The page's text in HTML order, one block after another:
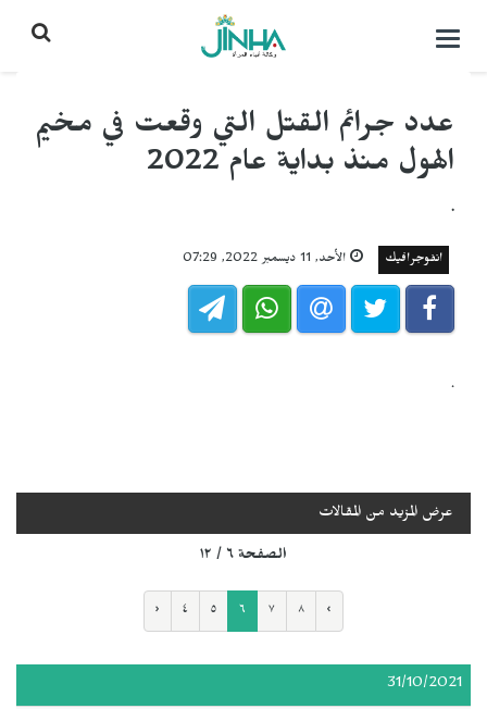
التحكم
عدد جرائم القتل التي وقعت في مخيم
الهول منذ بداية عام 2022
.
انفوجرافيك الأحد, 11 ديسمبر 2022, 07:29
.
عرض المزيد من المقالات
الصفحة ٦ / ١٢
‹ ٤ ٥ ٦ ٧ ٨ ›
31/10/2021